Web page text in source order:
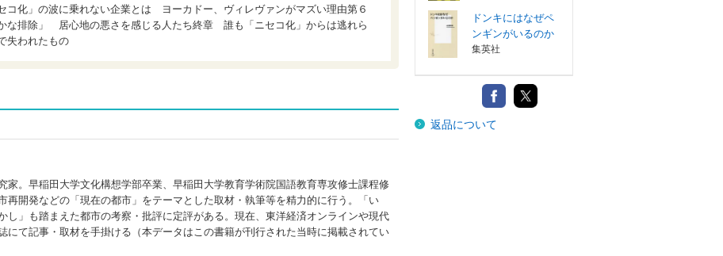
化」の波に乗れない企業とは ヨーカドー、ヴィレヴァンがマズい理由第６
な排除」 居心地の悪さを感じる人たち終章 誰も「ニセコ化」からは逃れら
失われたもの
家。早稲田大学文化構想学部卒業、早稲田大学教育学術院国語教育専攻修士課程修
再開発などの「現在の都市」をテーマとした取材・執筆等を精力的に行う。「い
し」も踏まえた都市の考察・批評に定評がある。現在、東洋経済オンラインや現代
にて記事・取材を手掛ける（本データはこの書籍が刊行された当時に掲載されてい
ドンキにはなぜペ
ンギンがいるのか
集英社
返品について